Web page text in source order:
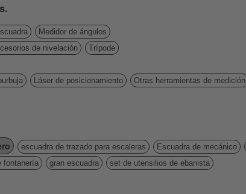
Medidor de ángulos
de nivelación
Trípode
Láser de posicionamiento
Otras herramientas de medición
escuadra de trazado para escaleras Escuadra de mecánico
fontanería gran escuadra
set de utensilios de ebanista